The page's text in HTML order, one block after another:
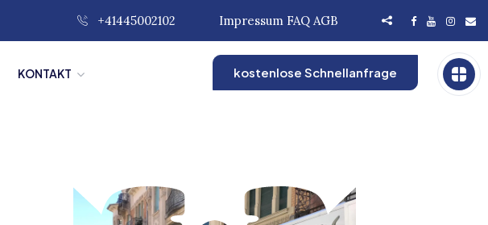
+41445002102 Impressum FAQ AGB
KONTAKT kostenlose Schnellanfrage